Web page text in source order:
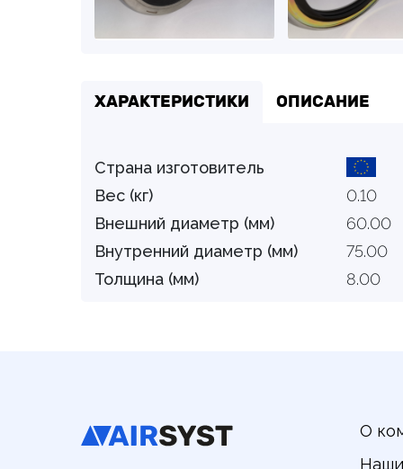
ХАРАКТЕРИСТИКИ ОПИСАНИЕ
Страна изготовитель
Вес (кг)
0.10
Внешний диаметр (мм)
60.00
Внутренний диаметр (мм)
75.00
Толщина (мм)
8.00
О